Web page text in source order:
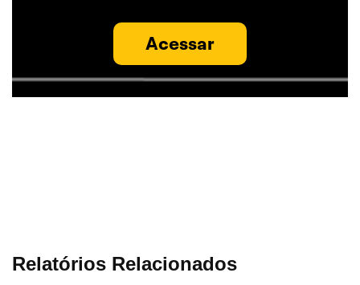
Acessar
Relatórios Relacionados